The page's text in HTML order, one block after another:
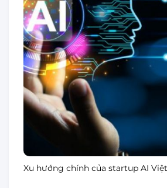
Xu hướng chính của startup AI